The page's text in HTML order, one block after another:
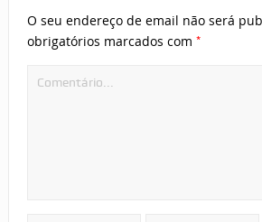
O seu endereço de email não será
obrigatórios marcados com *